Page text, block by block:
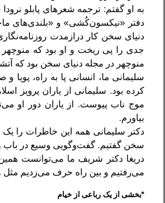
به او گفتم: ترجمه شعرهای پابلو
دفتر «نیکسون‌کُشی» و «بلندی‌های
دنیای سخن کار درازمدت
جدی را پی ریخت و او بود که منوچهر
منوچهر در مجله دنیای سخن بود که
سلیمانی ما‌، انسانی پا به راه‌،
کرده بود. سلیمانی از یاران پرویز
موج ناب پیوست. از یاران دور او
بیاورم.
دکتر سلیمانی همه این خاطرات را یک
سخن گفتیم. گفت‌وگویی وسیع در باب
دریغا دکتر شریف ما می‌توانست
می‌رفتیم و بین راه حرف می‌زدیم مثل
*بخشی از یک رباعی از خیام